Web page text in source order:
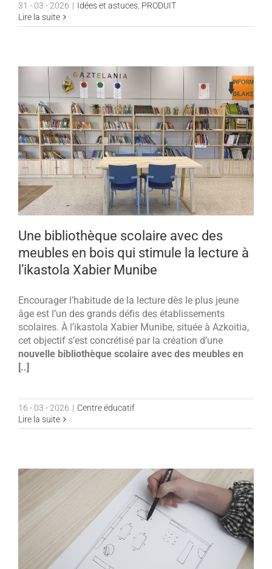
31 - 03 - 2026 | Idées et astuces, PRODUIT
Lire la suite
Une bibliothèque scolaire avec des
meubles en bois qui stimule la lecture à
l’ikastola Xabier Munibe
Encourager l’habitude de la lecture dès le plus jeune
âge est l’un des grands défis des établissements
scolaires. À l’ikastola Xabier Munibe, située à Azkoitia,
cet objectif s’est concrétisé par la création d’une
nouvelle bibliothèque scolaire avec des meubles en
[..]
16 - 03 - 2026 | Centre éducatif
Lire la suite